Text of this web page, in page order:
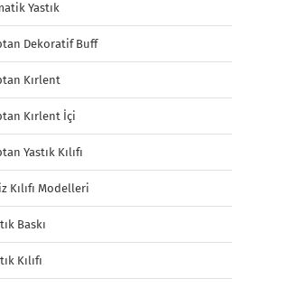
Yastık
Dekoratif Buff
Kırlent
Kırlent İçi
Yastık Kılıfı
Kılıfı Modelleri
Baskı
Kılıfı